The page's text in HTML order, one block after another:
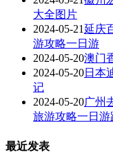
大全图片
2024-05-21延庆
游攻略一日游
2024-05-20澳门
2024-05-20日本
记
2024-05-20广州
旅游攻略一日游
最近发表